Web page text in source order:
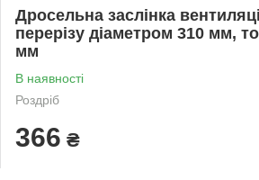
Дросельна заслінка
перерізу діаметром 310 мм,
мм
В наявності
Роздріб
366 ₴